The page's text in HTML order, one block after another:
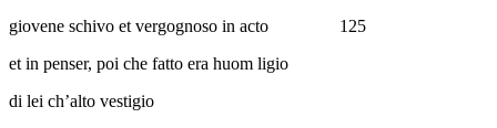
giovene schivo et vergognoso in acto 125
et in penser, poi che fatto era huom ligio
di lei ch’alto vestigio